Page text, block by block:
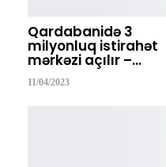
Qardabanidə 3
milyonluq istirahət
mərkəzi açılır –…
11/04/2023